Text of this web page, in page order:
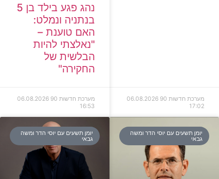
מערכת חדשות 90
06.08.2026
17:02
נהג פגע בילד בן 5
בנתניה ונמלט:
האם טוענת –
"נאלצתי להיות
הבלשית של
החקירה"
מערכת חדשות 90
06.08.2026
16:53
יומן תשעים עם יוסי הדר ומשה
גבאי
יומן תשעים עם יוסי הדר ומשה
גבאי